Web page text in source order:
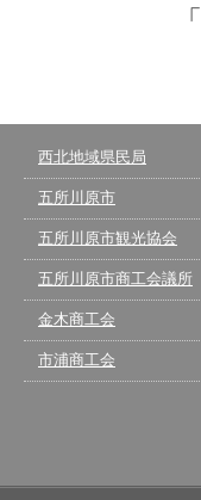
「
西北地域県民局
五所川原市
五所川原市観光協会
五所川原市商工会議所
金木商工会
市浦商工会